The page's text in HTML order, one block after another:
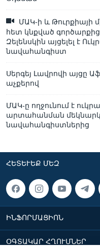
ՄԱԿ-ի և Թուրքիայի
հետ կնքված
Զելենսկին այցելել է
նավահանգիստ
Սերգեյ Լավրովի այցը
աչքերով
ՄԱԿ-ը ողջունում է
արտահանման
նավահանգիստներից
ՀԵՏԵՒԵՔ ՄԵԶ
ԻՆՖՈՐՄԱՑԻՈՆ
ՕԳՏԱԿԱՐ ՀՂՈՒՄՆԵՐ